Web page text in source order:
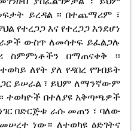
ይረዳል ፡፡ በተጨማሪም ፣
የተረጋጋ እና የተረጋጋ እንደሆነ
ውስጥ ለመሳተፍ ይፈልጋሉ
በማጠናቀቅ ፡፡
ለየት ያለ የዳበረ የግብይት
ይሠራል ፣ ይህም ለማንኛውም
ተወካዮች በተለያዩ አቅጣጫዎች
በድርጅቱ ራሱ መጠን ፣ ባለው
ነው። ለተወካዩ ዕድገትና